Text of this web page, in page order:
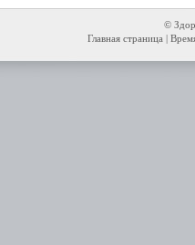
©
Главная страница|